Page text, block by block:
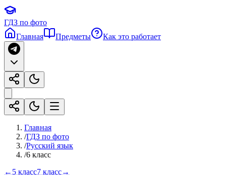
ГДЗ по фото
Главная
Предметы Как это работает
Главная
/ГДЗ по фото
/Русский язык
/6 класс
← 5 класс7 класс→